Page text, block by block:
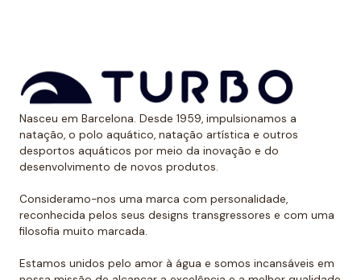
muito tempo sem sofrer desgaste.
Uso recomendado de calção para
polo aquático
Da Turbo recomendamos usar o calção para praticar
polo aquático ou treinar natação. Como se encaixa
perfeitamente no corpo, dificulta que o jogador de
polo aquático seja agarrado pelos rivais, algo de vital
importância. Além disso, nossos calções não arrastam
água durante o movimento, melhorando a mobilidade
Nasceu em Barcelona. Desde 1959, impulsionamos a
natação, o polo aquático, natação artística e outros
desportos aquáticos por meio da inovação e do
desenvolvimento de novos produtos.
Consideramo-nos uma marca com personalidade,
reconhecida pelos seus designs transgressores e com uma
filosofia muito marcada.
Estamos unidos pelo amor à água e somos incansáveis em